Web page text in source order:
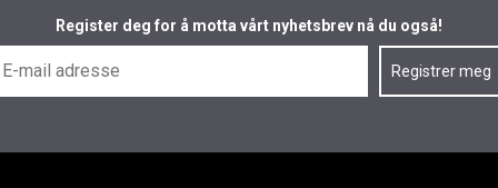
Register deg for å motta vårt nyhetsbrev nå du også!